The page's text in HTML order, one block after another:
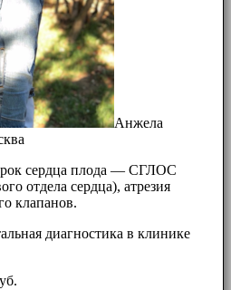
Анжела
сердца плода — СГЛОС
отдела сердца), атрезия
клапанов.
диагностика в клинике